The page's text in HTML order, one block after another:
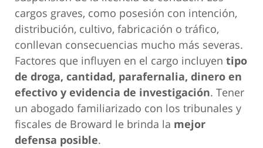
cargos graves, como posesión con intención,
distribución, cultivo, fabricación o tráfico,
conllevan consecuencias mucho más severas.
Factores que influyen en el cargo incluyen tipo
de droga, cantidad, parafernalia, dinero en
efectivo y evidencia de investigación. Tener
un abogado familiarizado con los tribunales y
fiscales de Broward le brinda la mejor
defensa posible.